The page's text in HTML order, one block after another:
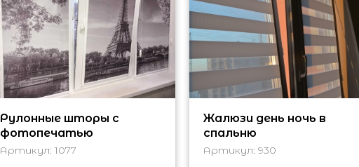
Рулонные шторы с
фотопечатью
Артикул: 1077
Жалюзи день ночь в
спальню
Артикул: 930